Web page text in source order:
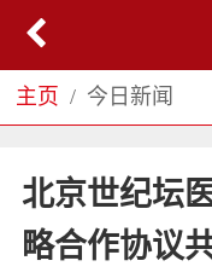
主页 今日新闻
北京世纪坛
略合作协议